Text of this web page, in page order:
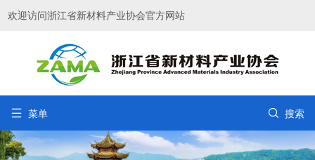
欢迎访问浙江省新材料产业协会官方网站
 菜单  搜索